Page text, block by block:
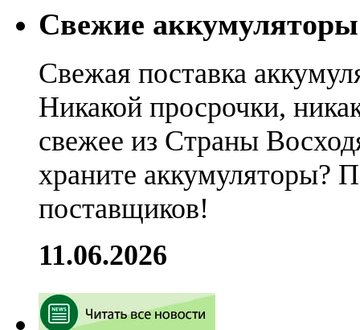
Свежие
Свежая поставка
Никакой просрочки,
свежее из Страны
храните аккумуляторы?
поставщиков!
11.06.2026